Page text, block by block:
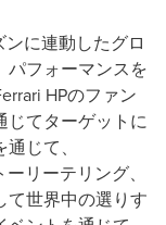
に連動したグロ
パフォーマンスを
HPのファン
じてターゲットに
じて、
リーテリング、
て世界中の選りす